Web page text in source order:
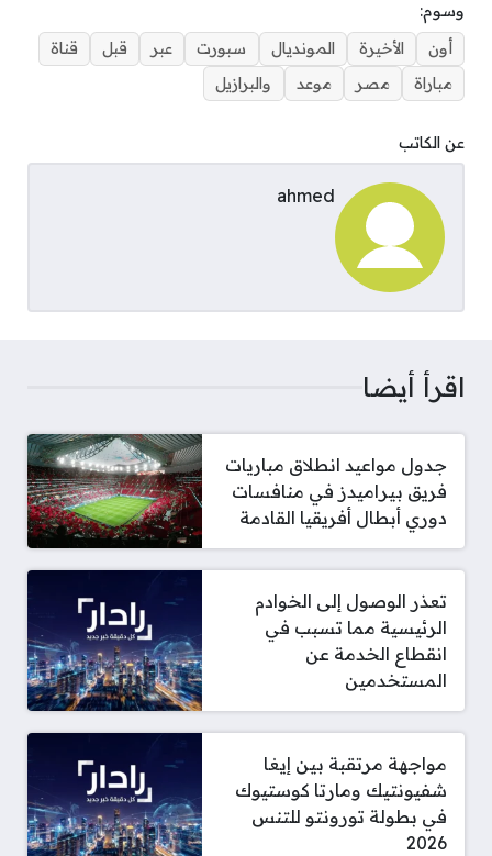
وسوم:
أون
الأخيرة المونديال سبورت عبر قبل
قناة
مباراة
مصر موعد والبرازيل
عن الكاتب
ahmed
اقرأ أيضا
جدول مواعيد انطلاق مباريات
فريق بيراميدز في منافسات
دوري أبطال أفريقيا القادمة
تعذر الوصول إلى الخوادم
الرئيسية مما تسبب في
انقطاع الخدمة عن
المستخدمين
مواجهة مرتقبة بين إيغا
شفيونتيك ومارتا كوستيوك
في بطولة تورونتو للتنس
2026